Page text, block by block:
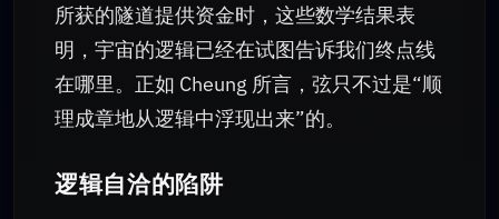
所获的隧道提供资金时，这些数学结果表
明，宇宙的逻辑已经在试图告诉我们终点线
在哪里。正如 Cheung 所言，弦只不过是“顺
理成章地从逻辑中浮现出来”的。
逻辑自洽的陷阱